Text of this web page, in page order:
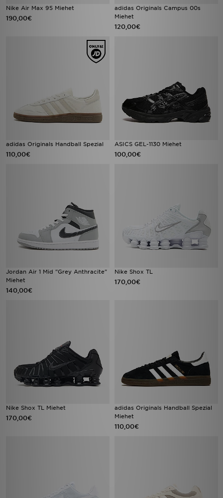
Nike Air Max 95 Miehet
190,00€
adidas Originals Campus 00s
Miehet
120,00€
adidas Originals Handball Spezial
110,00€
ASICS GEL-1130 Miehet
100,00€
Jordan Air 1 Mid "Grey Anthracite"
Miehet
140,00€
Nike Shox TL
170,00€
Nike Shox TL Miehet
170,00€
adidas Originals Handball Spezial
Miehet
110,00€